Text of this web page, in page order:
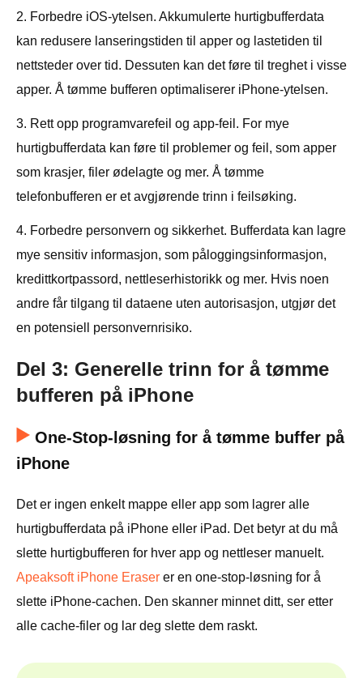
2. Forbedre iOS-ytelsen. Akkumulerte hurtigbufferdata
kan redusere lanseringstiden til apper og lastetiden til
nettsteder over tid. Dessuten kan det føre til treghet i visse
apper. Å tømme bufferen optimaliserer iPhone-ytelsen.
3. Rett opp programvarefeil og app-feil. For mye
hurtigbufferdata kan føre til problemer og feil, som apper
som krasjer, filer ødelagte og mer. Å tømme
telefonbufferen er et avgjørende trinn i feilsøking.
4. Forbedre personvern og sikkerhet. Bufferdata kan lagre
mye sensitiv informasjon, som påloggingsinformasjon,
kredittkortpassord, nettleserhistorikk og mer. Hvis noen
andre får tilgang til dataene uten autorisasjon, utgjør det
en potensiell personvernrisiko.
Del 3: Generelle trinn for å tømme
bufferen på iPhone
One-Stop-løsning for å tømme buffer på
iPhone
Det er ingen enkelt mappe eller app som lagrer alle
hurtigbufferdata på iPhone eller iPad. Det betyr at du må
slette hurtigbufferen for hver app og nettleser manuelt.
Apeaksoft iPhone Eraser er en one-stop-løsning for å
slette iPhone-cachen. Den skanner minnet ditt, ser etter
alle cache-filer og lar deg slette dem raskt.